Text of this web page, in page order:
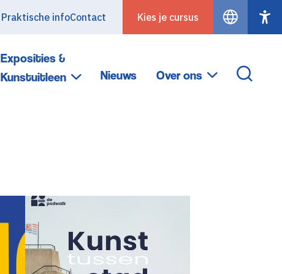
Praktische infoContact Kies je cursus
Exposities &
Kunstuitleen
Nieuws Over ons